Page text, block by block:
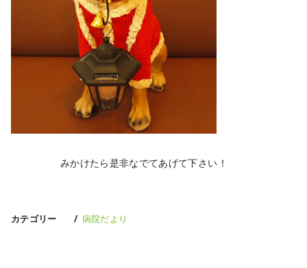
みかけたら是非なでてあげて下さい！
カテゴリー 病院だより